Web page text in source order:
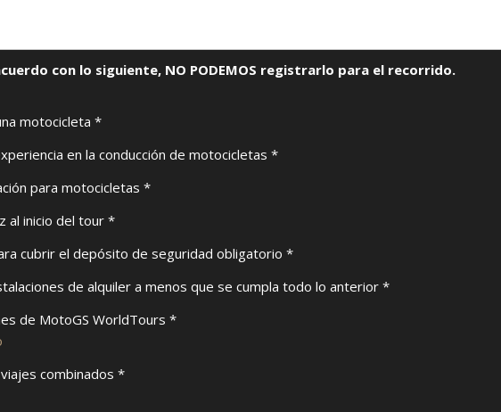
con lo siguiente, NO PODEMOS registrarlo para el recorrido.
motocicleta *
en la conducción de motocicletas *
para motocicletas *
al inicio del tour *
cubrir el depósito de seguridad obligatorio *
de alquiler a menos que se cumpla todo lo anterior *
de MotoGS WorldTours *
combinados *